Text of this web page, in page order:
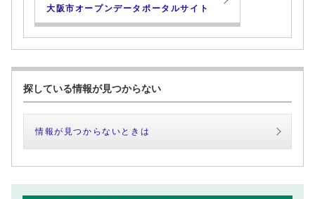
大阪市オープンデータポータルサイト
探している情報が見つからない
情報が見つからないときは